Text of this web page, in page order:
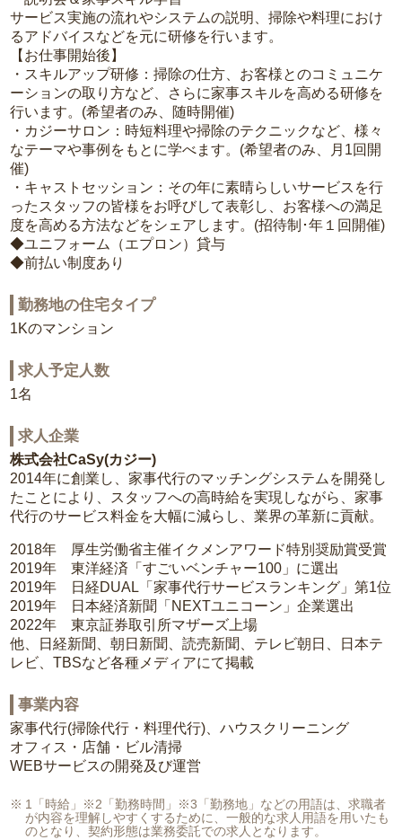
サービス実施の流れやシステムの説明、掃除や料理におけ
るアドバイスなどを元に研修を行います。
【お仕事開始後】
・スキルアップ研修：掃除の仕方、お客様とのコミュニケ
ーションの取り方など、さらに家事スキルを高める研修を
行います。(希望者のみ、随時開催)
・カジーサロン：時短料理や掃除のテクニックなど、様々
なテーマや事例をもとに学べます。(希望者のみ、月1回開
催)
・キャストセッション：その年に素晴らしいサービスを行
ったスタッフの皆様をお呼びして表彰し、お客様への満足
度を高める方法などをシェアします。(招待制･年１回開催)
◆ユニフォーム（エプロン）貸与
◆前払い制度あり
勤務地の住宅タイプ
1Kのマンション
求人予定人数
1名
求人企業
株式会社CaSy(カジー)
2014年に創業し、家事代行のマッチングシステムを開発し
たことにより、スタッフへの高時給を実現しながら、家事
代行のサービス料金を大幅に減らし、業界の革新に貢献。
2018年 厚生労働省主催イクメンアワード特別奨励賞受賞
2019年 東洋経済「すごいベンチャー100」に選出
2019年 日経DUAL「家事代行サービスランキング」第1位
2019年 日本経済新聞「NEXTユニコーン」企業選出
2022年 東京証券取引所マザーズ上場
他、日経新聞、朝日新聞、読売新聞、テレビ朝日、日本テ
レビ、TBSなど各種メディアにて掲載
事業内容
家事代行(掃除代行・料理代行)、ハウスクリーニング
オフィス・店舗・ビル清掃
WEBサービスの開発及び運営
1「時給」※2「勤務時間」※3「勤務地」などの用語は、求職者
が内容を理解しやすくするために、一般的な求人用語を用いたも
のとなり、契約形態は業務委託での求人となります。